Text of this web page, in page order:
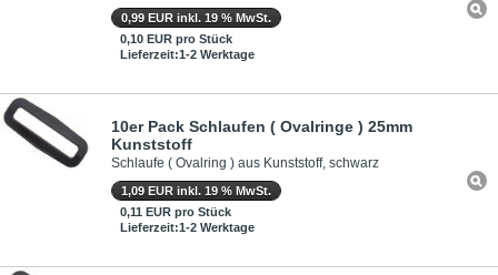
0,99 EUR inkl. 19 % MwSt.
0,10 EUR pro Stück
Lieferzeit:1-2 Werktage
10er Pack Schlaufen ( Ovalringe ) 25mm
Kunststoff
Schlaufe ( Ovalring ) aus Kunststoff, schwarz
1,09 EUR inkl. 19 % MwSt.
0,11 EUR pro Stück
Lieferzeit:1-2 Werktage